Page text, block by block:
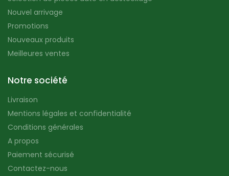
Nouvel arrivage
Promotions
Nouveaux produits
Meilleures ventes
Notre société
Livraison
Mentions légales et confidentialité
Conditions générales
A propos
Paiement sécurisé
Contactez-nous